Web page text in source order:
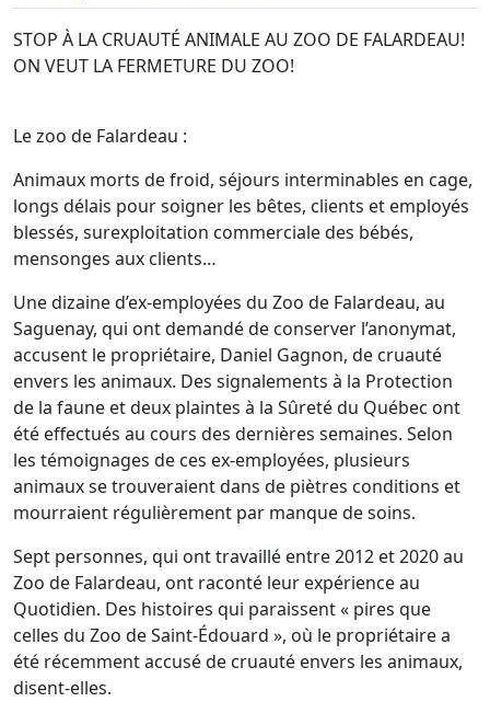
STOP À LA CRUAUTÉ ANIMALE AU ZOO DE FALARDEAU!
ON VEUT LA FERMETURE DU ZOO!
Le zoo de Falardeau :
Animaux morts de froid, séjours interminables en cage,
longs délais pour soigner les bêtes, clients et employés
blessés, surexploitation commerciale des bébés,
mensonges aux clients…
Une dizaine d’ex-employées du Zoo de Falardeau, au
Saguenay, qui ont demandé de conserver l’anonymat,
accusent le propriétaire, Daniel Gagnon, de cruauté
envers les animaux. Des signalements à la Protection
de la faune et deux plaintes à la Sûreté du Québec ont
été effectués au cours des dernières semaines. Selon
les témoignages de ces ex-employées, plusieurs
animaux se trouveraient dans de piètres conditions et
mourraient régulièrement par manque de soins.
Sept personnes, qui ont travaillé entre 2012 et 2020 au
Zoo de Falardeau, ont raconté leur expérience au
Quotidien. Des histoires qui paraissent « pires que
celles du Zoo de Saint-Édouard », où le propriétaire a
été récemment accusé de cruauté envers les animaux,
disent-elles.